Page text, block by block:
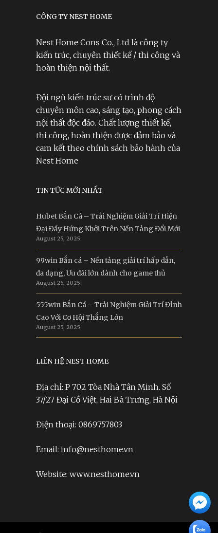
CÔNG TY NEST HOME
Nest Home Cons Co., Ltd là công ty
kiến trúc, chuyên thiết kế / thi công và
hoàn thiện nội thất.
Đội ngũ kiến trúc sư có trình độ
chuyên môn cao, sáng tạo, phong cách
nội thất độc đáo. Chất lượng thiết kế,
thi công, hoàn thiện được đảm bảo và
cam kết theo chính sách bảo hành của
Nest Home
TIN TỨC MỚI NHẤT
Hubet Bắn Cá – Trải Nghiệm Giải Trí Hiện
Đại Đầy Hứng Khởi Trên Nền Tảng Đổi Mới
August 25, 2025
99win Bắn cá – Nền tảng giải trí hấp dẫn,
đa dạng, Ưu đãi lớn dành cho game thủ
August 25, 2025
555win Bắn Cá – Trải Nghiệm Giải Trí Đỉnh
Cao Với Cơ Hội Thắng Lớn
August 25, 2025
LIÊN HỆ NEST HOME
Địa chỉ: P 702 Tòa Nhà Tân Minh. Số
37/27 Đại Cồ Việt, Hai Bà Trưng, Hà Nội
Điện thoại: 0869757803
Email: info@nesthome.vn
Website: www.nesthome.vn